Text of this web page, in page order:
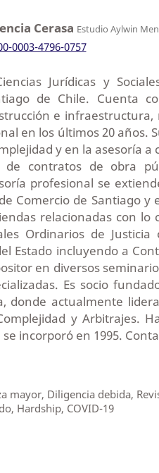
Cerasa Estudio Aylwin
0003-4796-0757
Jurídicas y
de Chile. Cuenta
e
en los últimos 20 años.
y en la asesoría
contratos de obra
profesional se
Comercio de Santiago y
relacionadas con lo
Ordinarios de
Estado incluyendo a
en diversos
Es socio
donde actualmente
y Arbitrajes.
incorporó en 1995.
mayor, Diligencia debida,
Hardship, COVID-19